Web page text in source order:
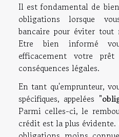
Il est fondamental de
obligations lorsque
bancaire pour éviter tout
Etre bien informé
efficacement votre
conséquences légales.
En tant qu'emprunteur,
spécifiques, appelées
Parmi celles-ci, le
crédit est la plus